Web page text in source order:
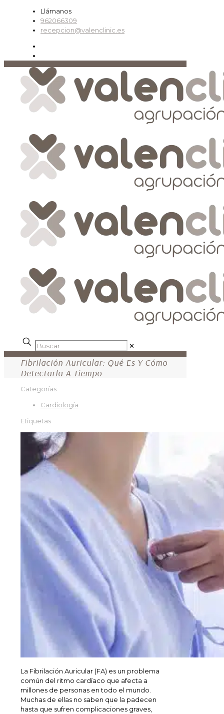
Llámanos
962066309
recepcion@valenclinic.es
✕
Fibrilación Auricular: Qué Es Y Cómo
Detectarla A Tiempo
Categorías
Cardiología
Etiquetas
La Fibrilación Auricular (FA) es un problema
común del ritmo cardíaco que afecta a
millones de personas en todo el mundo.
Muchas de ellas no saben que la padecen
hasta que sufren complicaciones graves,